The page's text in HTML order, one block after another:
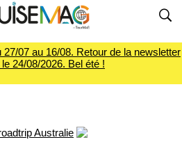
07 au 16/08. Retour de la newsletter
24/08/2026. Bel été !